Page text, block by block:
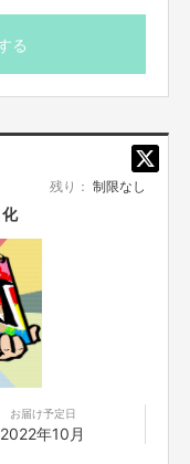
いただきます。到着日から
れ以上経過しますと返品
のご都合によるキャンセ
たします。
る
残り： 制限なし
お届け予定日
2022年10月